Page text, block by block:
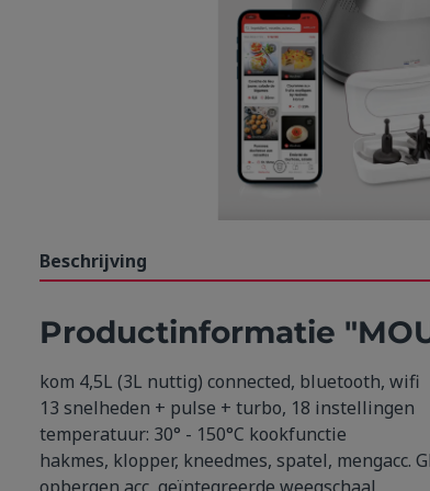
Beschrijving
Productinformatie
kom 4,5L (3L nuttig) connected, bluetooth, wifi
13 snelheden + pulse + turbo, 18 instellingen
temperatuur: 30° - 150°C kookfunctie
hakmes, klopper, kneedmes, spatel, mengacc.